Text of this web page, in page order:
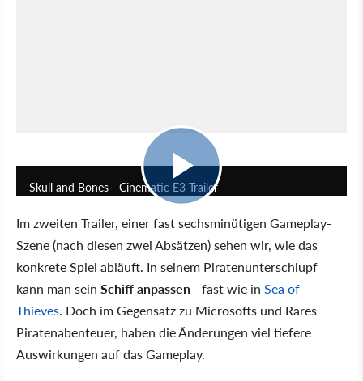
Skull and Bones - Cinematic E3-Trailer
Im zweiten Trailer, einer fast sechsminütigen Gameplay-
Szene (nach diesen zwei Absätzen) sehen wir, wie das
konkrete Spiel abläuft. In seinem Piratenunterschlupf
kann man sein Schiff anpassen - fast wie in Sea of
Thieves. Doch im Gegensatz zu Microsofts und Rares
Piratenabenteuer, haben die Änderungen viel tiefere
Auswirkungen auf das Gameplay.